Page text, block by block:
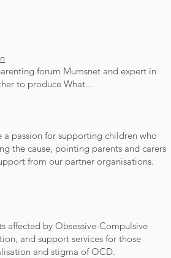
forum Mumsnet and expert in
to produce What…
passion for supporting children who
the cause, pointing parents and carers
from our partner organisations.
affected by Obsessive-Compulsive
and support services for those
and stigma of OCD.